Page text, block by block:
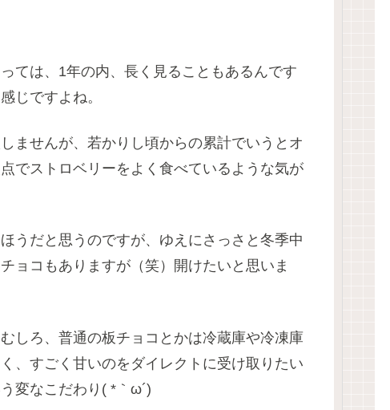
ては、1年の内、長く見ることもあるんです
じですよね。
ませんが、若かりし頃からの累計でいうとオ
でストロベリーをよく食べているような気が
うだと思うのですが、ゆえにさっさと冬季中
ョコもありますが（笑）開けたいと思いま
しろ、普通の板チョコとかは冷蔵庫や冷凍庫
、すごく甘いのをダイレクトに受け取りたい
変なこだわり( *｀ω´)